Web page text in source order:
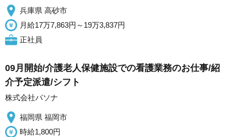
兵庫県 高砂市
月給17万7,863円～19万3,837円
正社員
09月開始/介護老人保健施設での看護業務のお仕事/紹
介予定派遣/シフト
株式会社パソナ
福岡県 福岡市
時給1,800円